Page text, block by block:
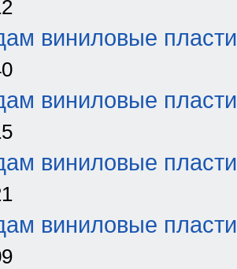
виниловые
виниловые
виниловые
виниловые